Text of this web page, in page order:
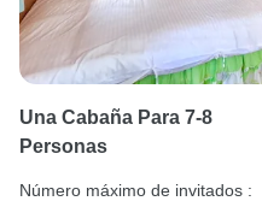
Una Cabaña Para 7-8
Personas
Número máximo de invitados :